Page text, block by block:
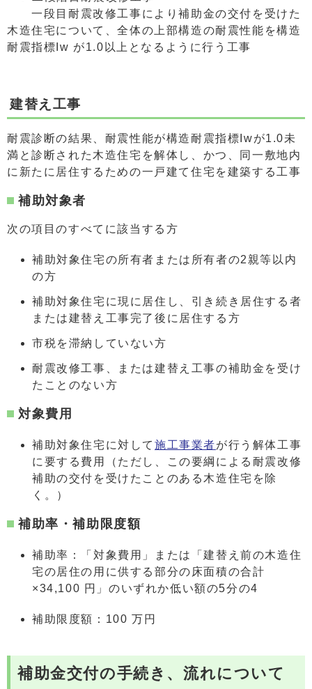
一段目耐震改修工事により補助金の交付を受けた
木造住宅について、全体の上部構造の耐震性能を構造
耐震指標Iw が1.0以上となるように行う工事
建替え工事
耐震診断の結果、耐震性能が構造耐震指標Iwが1.0未
満と診断された木造住宅を解体し、かつ、同一敷地内
に新たに居住するための一戸建て住宅を建築する工事
補助対象者
次の項目のすべてに該当する方
補助対象住宅の所有者または所有者の2親等以内
の方
補助対象住宅に現に居住し、引き続き居住する者
または建替え工事完了後に居住する方
市税を滞納していない方
耐震改修工事、または建替え工事の補助金を受け
たことのない方
対象費用
補助対象住宅に対して 施工事業者が行う解体工事
に要する費用（ただし、この要綱による耐震改修
補助の交付を受けたことのある木造住宅を除
く。）
補助率・補助限度額
補助率：「対象費用」または「建替え前の木造住
宅の居住の用に供する部分の床面積の合計
×34,100 円」のいずれか低い額の5分の4
補助限度額：100 万円
補助金交付の手続き、流れについて